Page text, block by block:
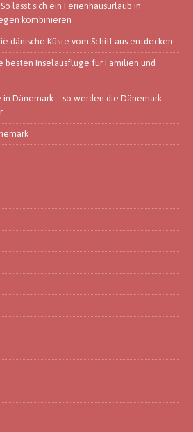
lässt sich ein Ferienhausurlaub in
kombinieren
dänische Küste vom Schiff aus entdecken
besten Inselausflüge für Familien und
Dänemark – so werden die Dänemark